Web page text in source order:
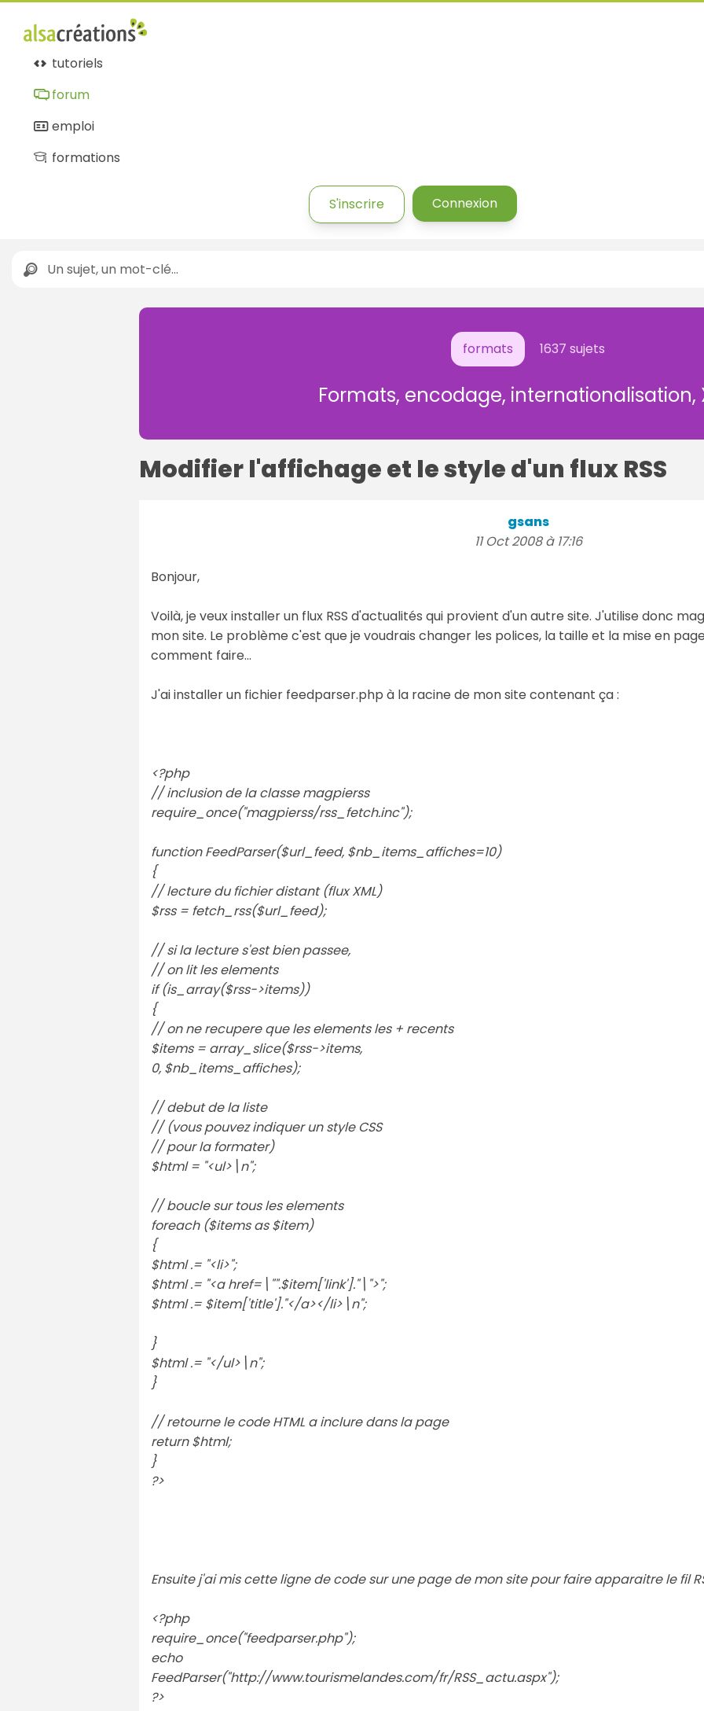
tutoriels
forum
emploi
formations
S'inscrire Connexion
formats 1637 sujets
Formats, encodage, internationalisation,
Modifier l'affichage et le style d'un flux RSS
gsans
11 Oct 2008 à 17:16
Bonjour,
Voilà, je veux installer un flux RSS d'actualités qui provient d'un autre site. J'utilise donc
mon site. Le problème c'est que je voudrais changer les polices, la taille et la mise en
comment faire...
J'ai installer un fichier feedparser.php à la racine de mon site contenant ça :
<?php
// inclusion de la classe magpierss
require_once("magpierss/rss_fetch.inc");
function FeedParser($url_feed, $nb_items_affiches=10)
{
// lecture du fichier distant (flux XML)
$rss = fetch_rss($url_feed);
// si la lecture s'est bien passee,
// on lit les elements
if (is_array($rss->items))
{
// on ne recupere que les elements les + recents
$items = array_slice($rss->items,
0, $nb_items_affiches);
// debut de la liste
// (vous pouvez indiquer un style CSS
// pour la formater)
$html = "<ul>\n";
// boucle sur tous les elements
foreach ($items as $item)
{
$html .= "<li>";
$html .= "<a href=\"".$item['link']."\">";
$html .= $item['title']."</a></li>\n";
}
$html .= "</ul>\n";
}
// retourne le code HTML a inclure dans la page
return $html;
}
?>
Ensuite j'ai mis cette ligne de code sur une page de mon site pour faire apparaitre le fil
<?php
require_once("feedparser.php");
echo
FeedParser("http://www.tourismelandes.com/fr/RSS_actu.aspx");
?>